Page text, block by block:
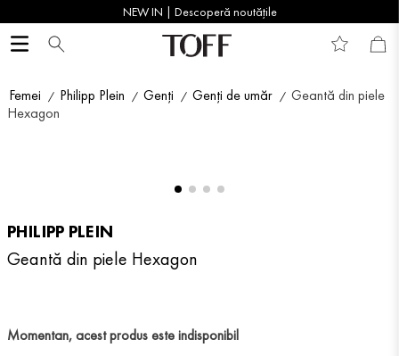
NEW IN | Descoperă noutățile
Femei Philipp Plein Genți Genți de umăr
Geantă din piele
Hexagon
PHILIPP PLEIN
Geantă din piele Hexagon
Momentan, acest produs este indisponibil